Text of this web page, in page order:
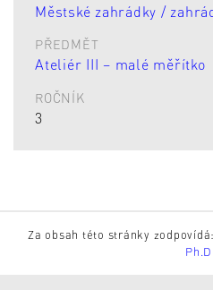
Městské zahrádky /
PŘEDMĚT
Ateliér III – malé měřítko
ROČNÍK
3
Za obsah této stránky zodpovídá: